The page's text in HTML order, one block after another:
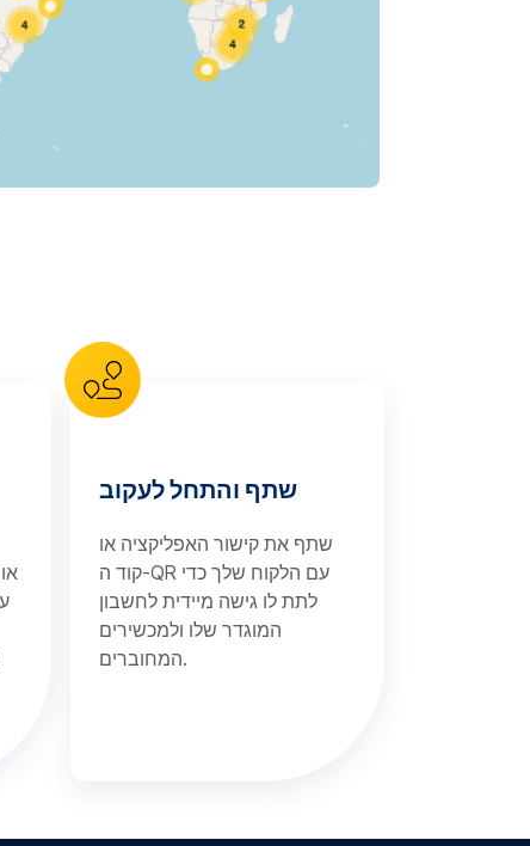
לצרכים שלהם — מעקב GPS או
שתף והתחל לעקוב
שתף את קישור האפליקציה או
קוד ה-QR עם הלקוח שלך כדי
לתת לו גישה מיידית לחשבון
המוגדר שלו ולמכשירים
המחוברים.